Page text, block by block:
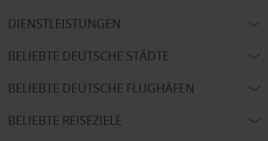
DIENSTLEISTUNGEN
BELIEBTE DEUTSCHE STÄDTE
BELIEBTE DEUTSCHE FLUGHÄFEN
BELIEBTE REISEZIELE